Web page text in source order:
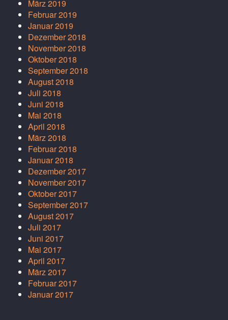
März 2019
Februar 2019
Januar 2019
Dezember 2018
November 2018
Oktober 2018
September 2018
August 2018
Juli 2018
Juni 2018
Mai 2018
April 2018
März 2018
Februar 2018
Januar 2018
Dezember 2017
November 2017
Oktober 2017
September 2017
August 2017
Juli 2017
Juni 2017
Mai 2017
April 2017
März 2017
Februar 2017
Januar 2017